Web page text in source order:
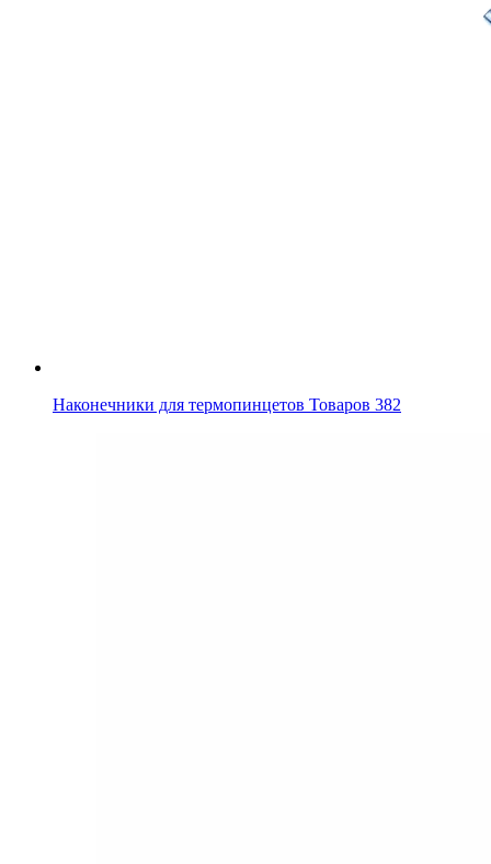
Наконечники для термопинцетов Товаров 382